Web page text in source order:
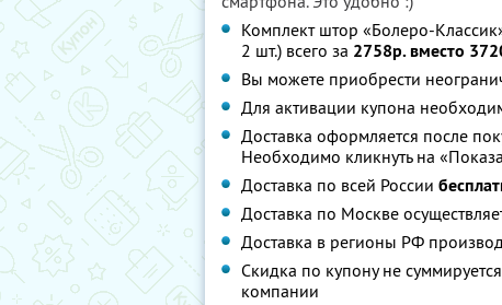
Комплект штор «Болеро-
2 шт.) всего за 2758р. вместо
Вы можете приобрести
Для активации купона
Доставка оформляется после
Необходимо кликнуть на
Доставка по всей России
Доставка по Москве
Доставка в регионы РФ
Скидка по купону не
компании